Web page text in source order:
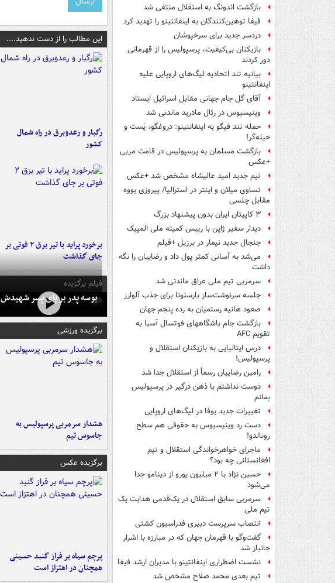
بازگشت اندونگ به استقلال منتفی شد
فیفا توهین‌کنندگان به اینفانتینو را تهدید کرد
دردسر جدید برای سرخپوشان
بازیکنان بی‌کیفیت، پرسپولیس را از قهرمانی
دور کردند
بیانیه تند اتحادیه لیگ‌های اروپایی علیه
اینفانتینو
آقای گل جام جهانی مقابل اسرائیل ایستاد
وینیسیوس در رئال مادرید ماندنی شد
حمله تند فیگو به اینفانتینو: دروغگو، پَست‌ و
حیله‌گر!
بازگشت مسلمان به پرسپولیس در قامت مربی
+عکس
تیم جدید امید عالیشاه مشخص شد +عکس
تساوی میلان و اینتر در استرالیا/ پیروزی یووه
مقابل چلسی
۳ کاپیتان ایران بدون پیشنهاد بزرگ
دیدار سفیر ژاپن با رییس کمیته ملی المپیک
جنجال جدید نیمار در برزیل +فیلم
می‌شد به آسانی کمتر پول داد و رضاییان را نگه
داشت
سرمربی تیم ملی عراق ماندنی شد
جلسه سرنوشت‌ساز بارسلونا برای جذب آلوارز
صعود هانیه رستمیان به رده پنجم جهان
بازگشت جام باشگاههای فوتسال آسیا به
تقویم AFC
درس ایتالیایی‌ به بازیکنان استقلال و
پرسپولیس!
رامین رضاییان رسماً از استقلال جدا شد
دوست نداشتم با ذهن درگیر در پرسپولیس
بمانم
تغییرات جدید یوفا در لیگ‌های اروپایی
دست رد وینیسیوس به حقوقی هم سطح
رونالدو!
ماجرای خواهرخواندگی استقلال و تیم
افغانستانی چه بود؟
حسین نژاد با ۲ میلیون یورو از دینامو جدا
می‌شود
سرمربی سابق استقلال در یک‌قدمی هدایت یک
تیم ملی
انتصاب سرپرست دبیری فدراسیون کشتی
گفت‌وگو با قهرمان جهان که در مبارزه با اشرار
جانباز شد
نشست اضطراری اینفانتینو با مدیران ارشد فیفا
تیم بعدی محمد صلاح مشخص شد
این مطالب را از دست ندهید....
رگبار و رعدوبرق در راه شمال
کشور
برخورد پراید با تیر برق ۲ فوتی بر
جای گذاشت
فیلم برگزیده
بوسه‌ پدر بر پای پسر شهیدش
برگزیده ورزشی
هشدار سرمربی پرسپولیس به
جاسوس تیم
برگزیده عکس
پرچم سیاه بر فراز گنبد حسینی
همچنان در اهتزاز است